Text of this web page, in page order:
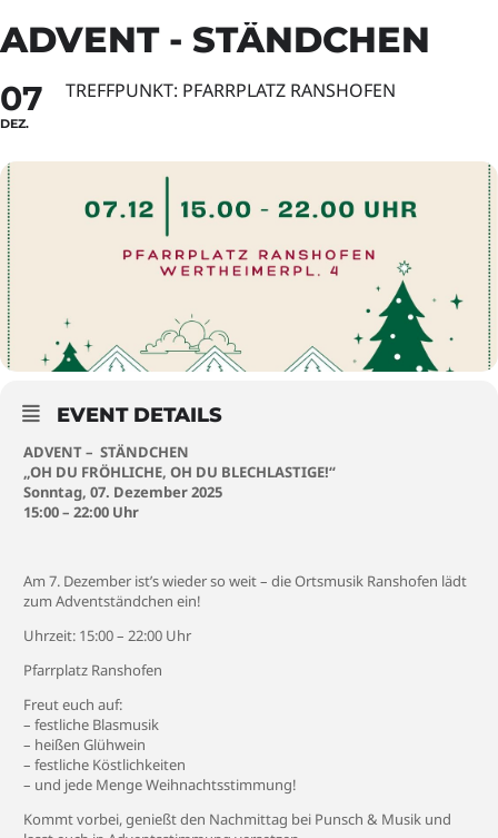
ADVENT - STÄNDCHEN
07
DEZ.
TREFFPUNKT: PFARRPLATZ RANSHOFEN
EVENT DETAILS
ADVENT – STÄNDCHEN
„OH DU FRÖHLICHE, OH DU BLECHLASTIGE!“
Sonntag, 07. Dezember 2025
15:00 – 22:00 Uhr
Am 7. Dezember ist’s wieder so weit – die Ortsmusik Ranshofen lädt
zum Adventständchen ein!
Uhrzeit: 15:00 – 22:00 Uhr
Pfarrplatz Ranshofen
Freut euch auf:
– festliche Blasmusik
– heißen Glühwein
– festliche Köstlichkeiten
– und jede Menge Weihnachtsstimmung!
Kommt vorbei, genießt den Nachmittag bei Punsch & Musik und